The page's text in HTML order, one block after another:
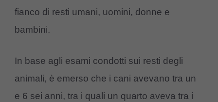
fianco di resti umani, uomini, donne e
bambini.
In base agli esami condotti sui resti degli
animali, è emerso che i cani avevano tra un
e 6 sei anni, tra i quali un quarto aveva tra i